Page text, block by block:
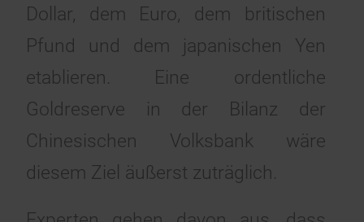
Dollar, dem Euro, dem britischen
Pfund und dem japanischen Yen
etablieren. Eine ordentliche
Goldreserve in der Bilanz der
Chinesischen Volksbank wäre
diesem Ziel äußerst zuträglich.